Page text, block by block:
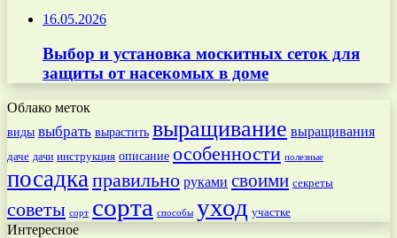
16.05.2026
Выбор и установка москитных сеток для
защиты от насекомых в доме
Облако меток
виды выбрать вырастить выращивание выращивания
даче дачи инструкция описание особенности полезные
посадка правильно руками своими секреты
советы сорт сорта способы уход участке
Интересное